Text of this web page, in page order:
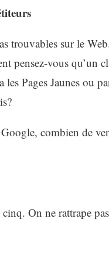
trouvables sur le
pensez-vous qu’un
Pages Jaunes ou
combien de
On ne rattrape